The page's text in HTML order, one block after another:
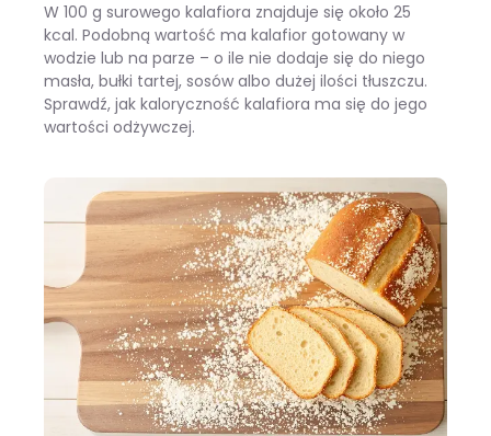
W 100 g surowego kalafiora znajduje się około 25
kcal. Podobną wartość ma kalafior gotowany w
wodzie lub na parze – o ile nie dodaje się do niego
masła, bułki tartej, sosów albo dużej ilości tłuszczu.
Sprawdź, jak kaloryczność kalafiora ma się do jego
wartości odżywczej.